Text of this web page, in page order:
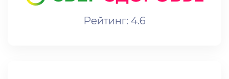
Рейтинг: 4.6